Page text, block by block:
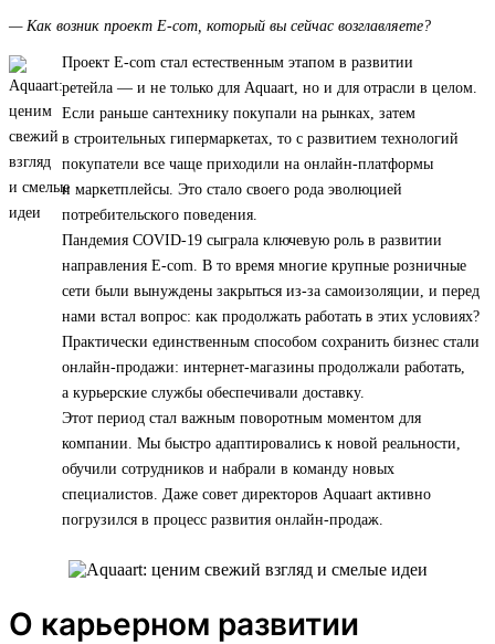
— Как возник проект E-com, который вы сейчас возглавляете?
Проект E-com стал естественным этапом в развитии
ретейла — и не только для Aquaart, но и для отрасли в целом.
Если раньше сантехнику покупали на рынках, затем
в строительных гипермаркетах, то с развитием технологий
покупатели все чаще приходили на онлайн-платформы
и маркетплейсы. Это стало своего рода эволюцией
потребительского поведения.
Пандемия COVID-19 сыграла ключевую роль в развитии
направления E-com. В то время многие крупные розничные
сети были вынуждены закрыться из-за самоизоляции, и перед
нами встал вопрос: как продолжать работать в этих условиях?
Практически единственным способом сохранить бизнес стали
онлайн-продажи: интернет-магазины продолжали работать,
а курьерские службы обеспечивали доставку.
Этот период стал важным поворотным моментом для
компании. Мы быстро адаптировались к новой реальности,
обучили сотрудников и набрали в команду новых
специалистов. Даже совет директоров Aquaart активно
погрузился в процесс развития онлайн-продаж.
О карьерном развитии